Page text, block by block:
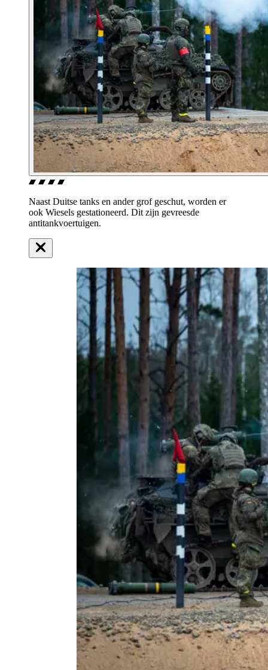
Naast Duitse tanks en ander grof geschut, worden er
ook Wiesels gestationeerd. Dit zijn gevreesde
antitankvoertuigen.